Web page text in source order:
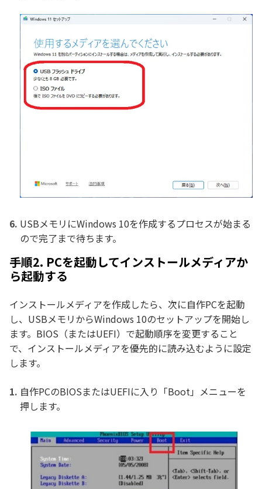
USBメモリにWindows 10を作成するプロセスが始まる
ので完了まで待ちます。
手順2. PCを起動してインストールメディアか
ら起動する
インストールメディアを作成したら、次に自作PCを起動
し、USBメモリからWindows 10のセットアップを開始し
ます。BIOS（またはUEFI）で起動順序を変更すること
で、インストールメディアを優先的に読み込むように設定
します。
自作PCのBIOSまたはUEFIに入り「Boot」メニューを
押します。